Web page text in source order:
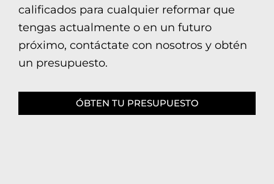
calificados para cualquier reformar que
tengas actualmente o en un futuro
próximo, contáctate con nosotros y obtén
un presupuesto.
ÓBTEN TU PRESUPUESTO